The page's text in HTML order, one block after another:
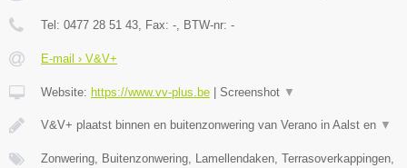
Tel: 0477 28 51 43, Fax: -, BTW-nr: -
E-mail › V&V+
Website: https://www.vv-plus.be Screenshot ▼
V&V+ plaatst binnen en buitenzonwering van Verano in Aalst en ▼
Zonwering, Buitenzonwering, Lamellendaken, Terrasoverkappingen,